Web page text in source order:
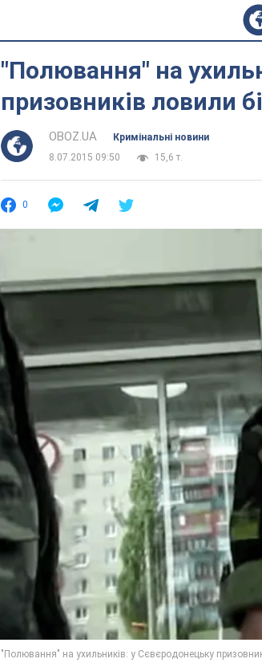
"Полювання" на
призовників ловили
OBOZ.UA
Кримінальні новини
8.07.2015 09:50
15,6 т.
0